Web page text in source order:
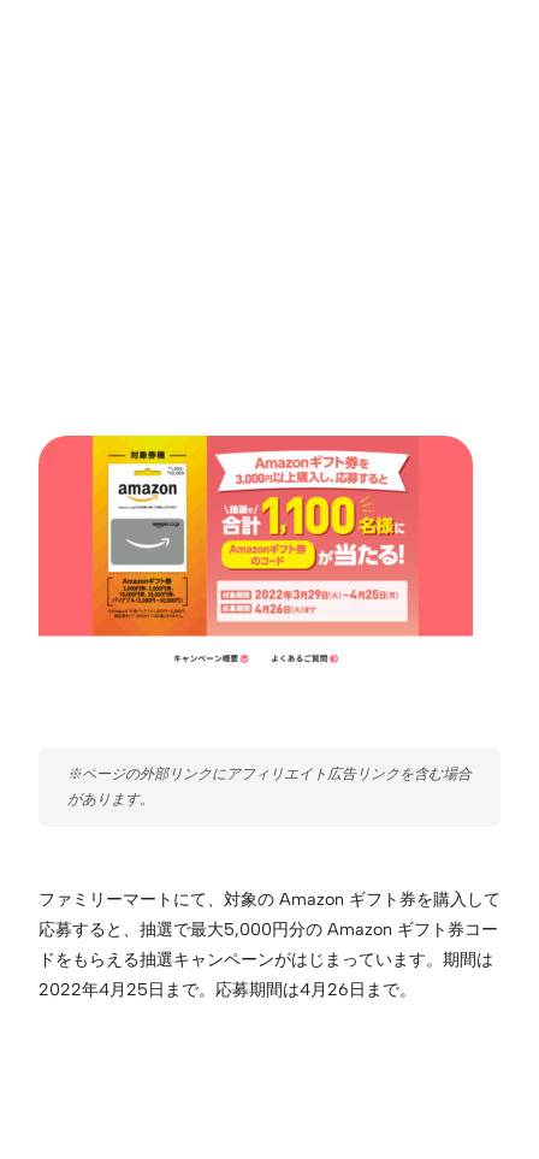
ファミリーマートにて、対象の Amazon ギフト券を購入して
応募すると、抽選で最大5,000円分の Amazon ギフト券コー
ドをもらえる抽選キャンペーンがはじまっています。期間は
2022年4月25日まで。応募期間は4月26日まで。